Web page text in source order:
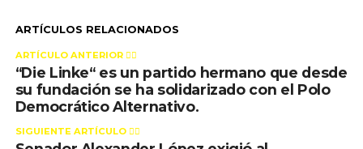
ARTÍCULOS RELACIONADOS
ARTÍCULO ANTERIOR 👉🏻
“Die Linke“ es un partido hermano que desde
su fundación se ha solidarizado con el Polo
Democrático Alternativo.
SIGUIENTE ARTÍCULO 👈🏻